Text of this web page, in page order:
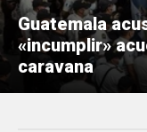
Guatemala
«incumplir»
caravana